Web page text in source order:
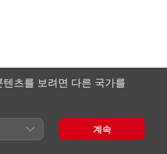
Easley: Radical
츠를 보려면 다른 국가를
계속